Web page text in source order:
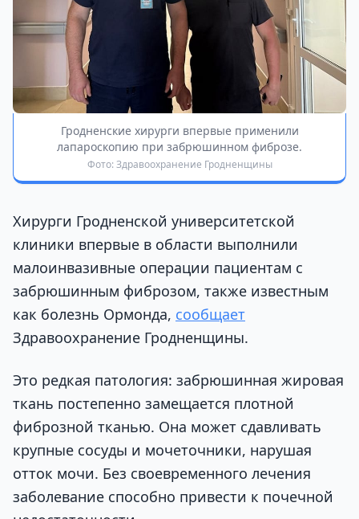
Гродненские хирурги впервые применили
лапароскопию при забрюшинном фиброзе.
Фото: Здравоохранение Гродненщины
Хирурги Гродненской университетской
клиники впервые в области выполнили
малоинвазивные операции пациентам с
забрюшинным фиброзом, также известным
как болезнь Ормонда, сообщает
Здравоохранение Гродненщины.
Это редкая патология: забрюшинная жировая
ткань постепенно замещается плотной
фиброзной тканью. Она может сдавливать
крупные сосуды и мочеточники, нарушая
отток мочи. Без своевременного лечения
заболевание способно привести к почечной